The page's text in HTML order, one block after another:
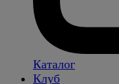
Каталог
Клуб